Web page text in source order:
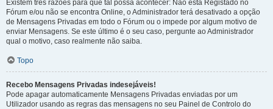
Existem três razões para que tal possa acontecer: Não está Registado no
Fórum e/ou não se encontra Online, o Administrador terá desativado a opção
de Mensagens Privadas em todo o Fórum ou o impede por algum motivo de
enviar Mensagens. Se este último é o seu caso, pergunte ao Administrador
qual o motivo, caso realmente não saiba.
Topo
Recebo Mensagens Privadas indesejáveis!
Pode apagar automaticamente Mensagens Privadas enviadas por um
Utilizador usando as regras das mensagens no seu Painel de Controlo do